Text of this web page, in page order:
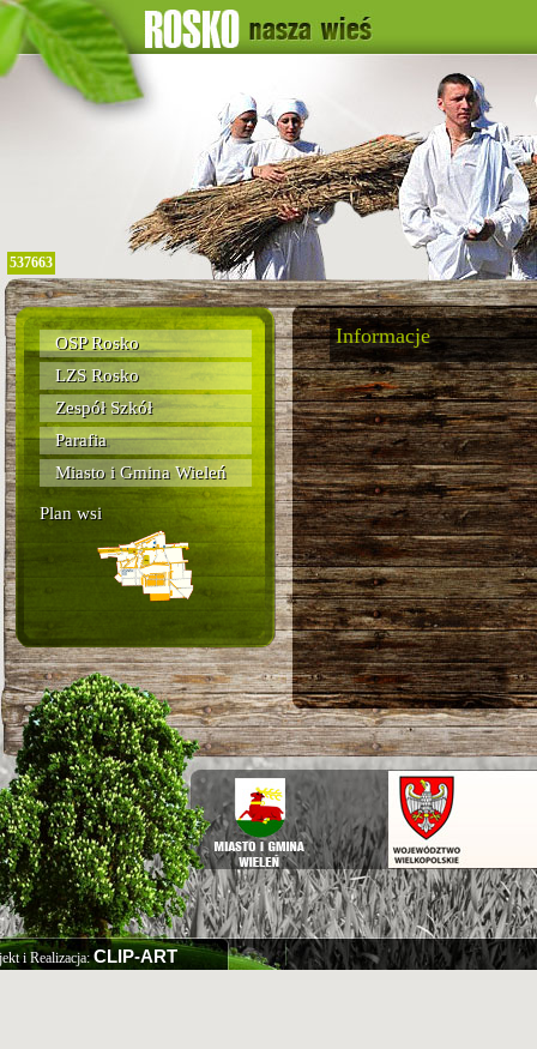
537663
OSP Rosko
LZS Rosko
Zespół Szkół
Parafia
Miasto i Gmina Wieleń
Plan wsi
Informacje
i Realizacja:CLIP-ART